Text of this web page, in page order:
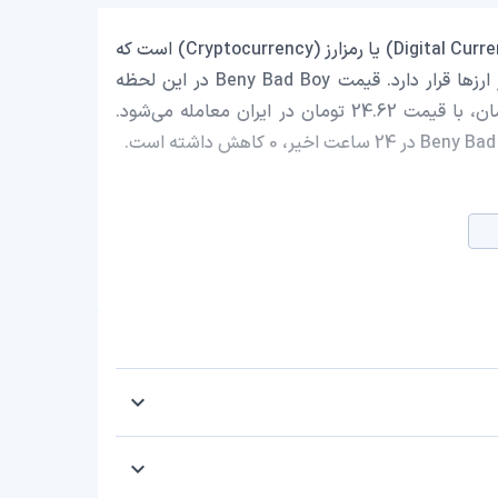
Beny Bad Boy با نماد اختصاری (BBB) یک ارز دیجیتال (Digital Currency) یا رمزارز (Cryptocurrency) است که
با ارزش بازار حدود 308,377.07 دلار در رتبه 2497 بازار رمز ارزها قرار دارد. قیمت Beny Bad Boy در این لحظه
0.000129412 دلار است که با احتساب قیمت تتر 0.9990 تومان، با قیمت 24.62 تومان در ایران معامله می‌شود.